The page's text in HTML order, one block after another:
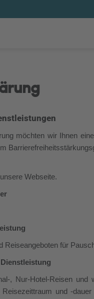
möchten wir Ihnen
Webseite.
Reiseangeboten für
, Nur-Hotel-Reisen
und -